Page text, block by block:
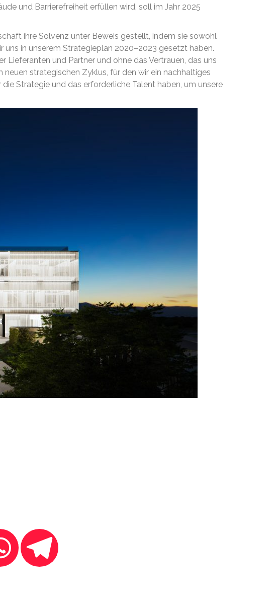
und Barrierefreiheit erfüllen wird, soll im Jahr 2025
ihre Solvenz unter Beweis gestellt, indem sie sowohl
in unserem Strategieplan 2020–2023 gesetzt haben.
Lieferanten und Partner und ohne das Vertrauen, das uns
strategischen Zyklus, für den wir ein nachhaltiges
Strategie und das erforderliche Talent haben, um unsere